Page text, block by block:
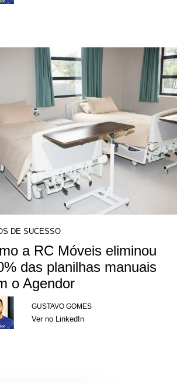
DE SUCESSO
a RC Móveis eliminou
das planilhas manuais
o Agendor
GUSTAVO GOMES
Ver no LinkedIn